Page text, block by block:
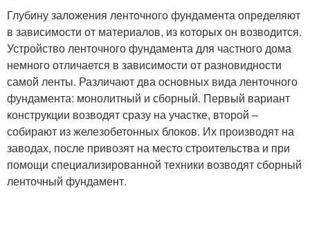
Глубину заложения ленточного фундамента определяют
в зависимости от материалов, из которых он возводится.
Устройство ленточного фундамента для частного дома
немного отличается в зависимости от разновидности
самой ленты. Различают два основных вида ленточного
фундамента: монолитный и сборный. Первый вариант
конструкции возводят сразу на участке, второй –
собирают из железобетонных блоков. Их производят на
заводах, после привозят на место строительства и при
помощи специализированной техники возводят сборный
ленточный фундамент.